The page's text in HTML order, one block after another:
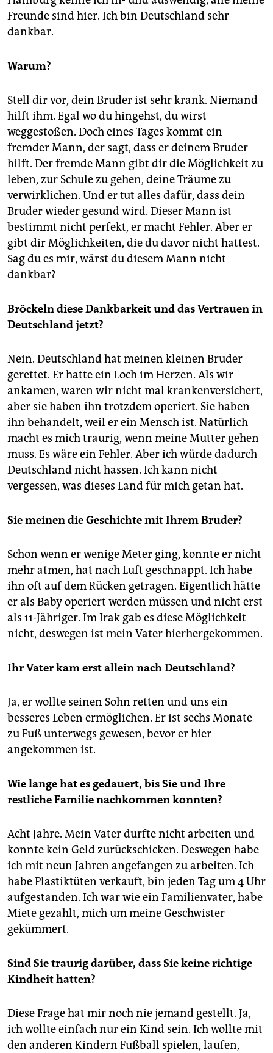
Freunde sind hier. Ich bin Deutschland sehr
dankbar.
Warum?
Stell dir vor, dein Bruder ist sehr krank. Niemand
hilft ihm. Egal wo du hingehst, du wirst
weggestoßen. Doch eines Tages kommt ein
fremder Mann, der sagt, dass er deinem Bruder
hilft. Der fremde Mann gibt dir die Möglichkeit zu
leben, zur Schule zu gehen, deine Träume zu
verwirklichen. Und er tut alles dafür, dass dein
Bruder wieder gesund wird. Dieser Mann ist
bestimmt nicht perfekt, er macht Fehler. Aber er
gibt dir Möglichkeiten, die du davor nicht hattest.
Sag du es mir, wärst du diesem Mann nicht
dankbar?
Bröckeln diese Dankbarkeit und das Vertrauen in
Deutschland jetzt?
Nein. Deutschland hat meinen kleinen Bruder
gerettet. Er hatte ein Loch im Herzen. Als wir
ankamen, waren wir nicht mal krankenversichert,
aber sie haben ihn trotzdem operiert. Sie haben
ihn behandelt, weil er ein Mensch ist. Natürlich
macht es mich traurig, wenn meine Mutter gehen
muss. Es wäre ein Fehler. Aber ich würde dadurch
Deutschland nicht hassen. Ich kann nicht
vergessen, was dieses Land für mich getan hat.
Sie meinen die Geschichte mit Ihrem Bruder?
Schon wenn er wenige Meter ging, konnte er nicht
mehr atmen, hat nach Luft geschnappt. Ich habe
ihn oft auf dem Rücken getragen. Eigentlich hätte
er als Baby operiert werden müssen und nicht erst
als 11-Jähriger. Im Irak gab es diese Möglichkeit
nicht, deswegen ist mein Vater hierhergekommen.
Ihr Vater kam erst allein nach Deutschland?
Ja, er wollte seinen Sohn retten und uns ein
besseres Leben ermöglichen. Er ist sechs Monate
zu Fuß unterwegs gewesen, bevor er hier
angekommen ist.
Wie lange hat es gedauert, bis Sie und Ihre
restliche Familie nachkommen konnten?
Acht Jahre. Mein Vater durfte nicht arbeiten und
konnte kein Geld zurückschicken. Deswegen habe
ich mit neun Jahren angefangen zu arbeiten. Ich
habe Plastiktüten verkauft, bin jeden Tag um 4 Uhr
aufgestanden. Ich war wie ein Familienvater, habe
Miete gezahlt, mich um meine Geschwister
gekümmert.
Sind Sie traurig darüber, dass Sie keine richtige
Kindheit hatten?
Diese Frage hat mir noch nie jemand gestellt. Ja,
ich wollte einfach nur ein Kind sein. Ich wollte mit
den anderen Kindern Fußball spielen, laufen,